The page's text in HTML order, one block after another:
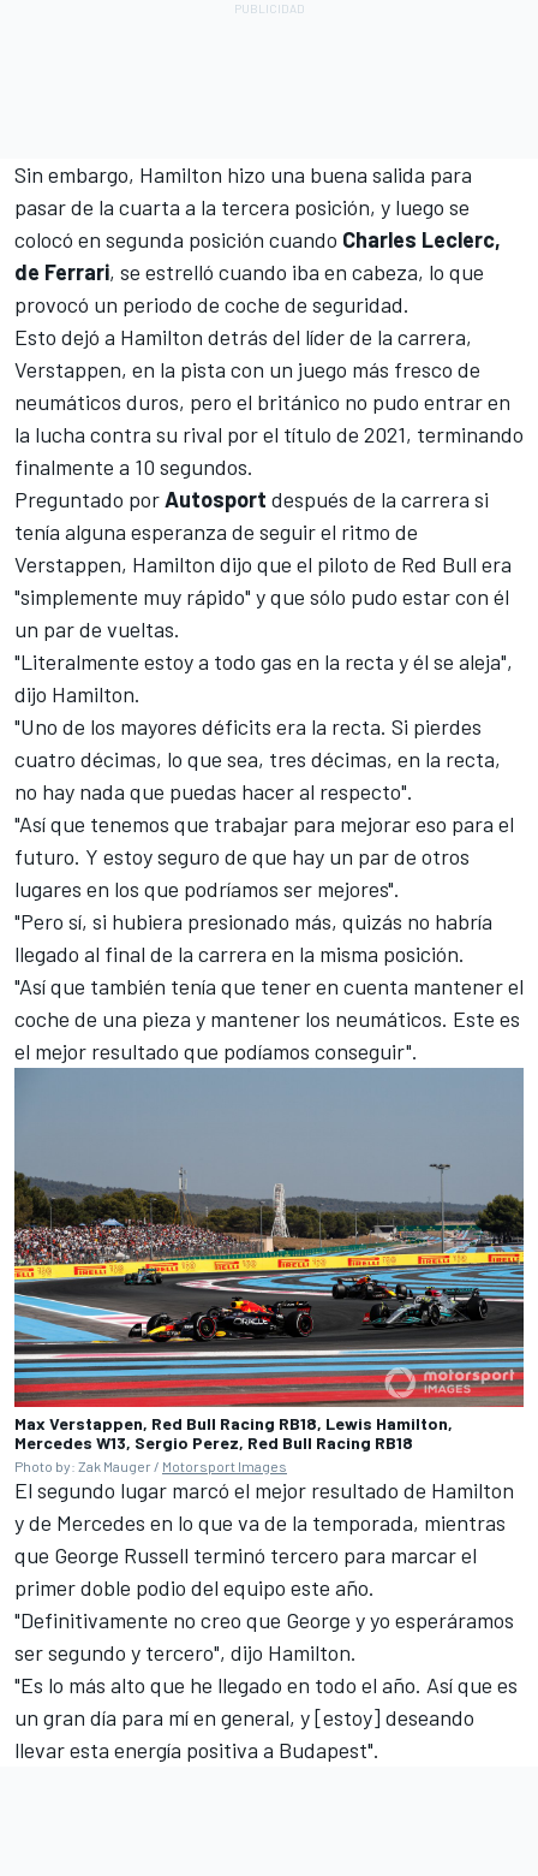
Sin embargo, Hamilton hizo una buena salida para
pasar de la cuarta a la tercera posición, y luego se
colocó en segunda posición cuando Charles Leclerc,
de Ferrari, se estrelló cuando iba en cabeza, lo que
provocó un periodo de coche de seguridad.
Esto dejó a Hamilton detrás del líder de la carrera,
Verstappen, en la pista con un juego más fresco de
neumáticos duros, pero el británico no pudo entrar en
la lucha contra su rival por el título de 2021, terminando
finalmente a 10 segundos.
Preguntado porAutosport después de la carrera si
tenía alguna esperanza de seguir el ritmo de
Verstappen, Hamilton dijo que el piloto de Red Bull era
"simplemente muy rápido" y que sólo pudo estar con él
un par de vueltas.
"Literalmente estoy a todo gas en la recta y él se aleja",
dijo Hamilton.
"Uno de los mayores déficits era la recta. Si pierdes
cuatro décimas, lo que sea, tres décimas, en la recta,
no hay nada que puedas hacer al respecto".
"Así que tenemos que trabajar para mejorar eso para el
futuro. Y estoy seguro de que hay un par de otros
lugares en los que podríamos ser mejores".
"Pero sí, si hubiera presionado más, quizás no habría
llegado al final de la carrera en la misma posición.
"Así que también tenía que tener en cuenta mantener el
coche de una pieza y mantener los neumáticos. Este es
el mejor resultado que podíamos conseguir".
Max Verstappen, Red Bull Racing RB18, Lewis Hamilton,
Mercedes W13, Sergio Perez, Red Bull Racing RB18
Photo by: Zak Mauger / Motorsport Images
El segundo lugar marcó el mejor resultado de Hamilton
y de Mercedes en lo que va de la temporada, mientras
que George Russell terminó tercero para marcar el
primer doble podio del equipo este año.
"Definitivamente no creo que George y yo esperáramos
ser segundo y tercero", dijo Hamilton.
"Es lo más alto que he llegado en todo el año. Así que es
un gran día para mí en general, y [estoy] deseando
llevar esta energía positiva a Budapest".